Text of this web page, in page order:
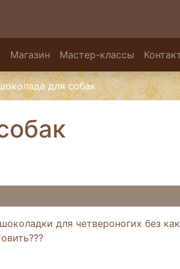
Магазин Мастер-классы
для собак
для четвероногих без